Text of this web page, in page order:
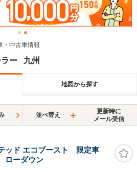
・中古車情報
ラー 九州
地図から探す
並べ替え
更新時に
メール受信
ッド エコブースト 限定車
ーダウン